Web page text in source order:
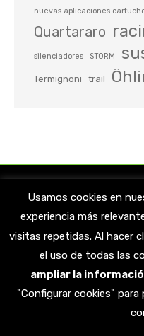
nuevas aplicaciones
Quartararo
silenciadores STORM
Termignoni trail
Encuéntranos en:
page
X
Usamos cookies en
experiencia más
visitas repetidas. Al hacer
el uso de todas las
ampliar la
"Configurar cookies"